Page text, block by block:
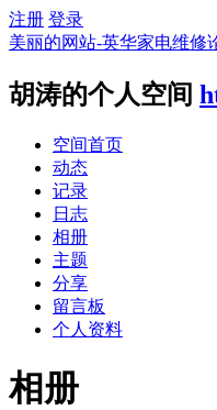
注册 登录
美丽的网站-英华家电维修
胡涛的个人空间
空间首页
动态
记录
日志
相册
主题
分享
留言板
个人资料
相册